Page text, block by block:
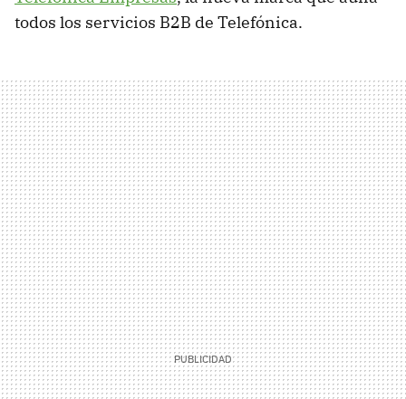
todos los servicios B2B de Telefónica.